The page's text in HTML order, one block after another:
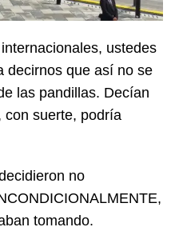
ustedes
decirnos que así no se
las pandillas. Decían
con suerte, podría
no
tomando.